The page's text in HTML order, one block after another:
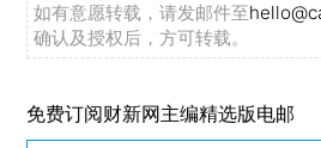
如有意愿转载，请发邮件至
确认及授权后，方可转载。
免费订阅财新网主编精选版电邮